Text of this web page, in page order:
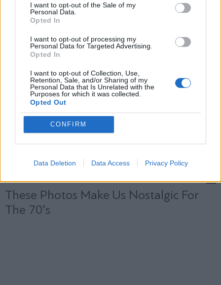
I want to opt-out of the Sale of my
Personal Data.
Opted In
I want to opt-out of processing my
Personal Data for Targeted Advertising.
Opted In
I want to opt-out of Collection, Use,
Retention, Sale, and/or Sharing of my
Personal Data that Is Unrelated with the
Purposes for which it was collected.
Opted Out
CONFIRM
Data Deletion Data Access Privacy Policy